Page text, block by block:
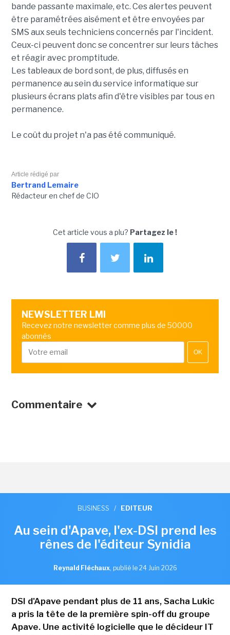
bande passante maximale, etc. Ces alertes peuvent
être paramétrées aisément et être envoyées par
SMS aux seuls techniciens concernés par l'incident.
Ceux-ci peuvent donc se concentrer sur leurs tâches
et réagir avec promptitude.
Les tableaux de bord sont, de plus, diffusés en
permanence au sein du service informatique sur
plusieurs écrans plats afin d'être visibles par tous en
permanence.
Le coût du projet n'a pas été communiqué.
Article rédigé par
Bertrand Lemaire
Rédacteur en chef de CIO
Cet article vous a plu? Partagez le !
NEWSLETTER LMI
Recevez notre newsletter comme plus de 50000
abonnés
OK
Commentaire
BUSINESS / EDITEUR
Au sein d'Apave, l'ex-DSI prend les
rênes de l'éditeur Synidia
Reynald Fléchaux, publié le 24 Juin 2026
DSI d'Apave pendant plus de 11 ans, Sacha Lukic
a pris la tête de la première spin-off du groupe
Apave. Une activité logicielle que le décideur IT